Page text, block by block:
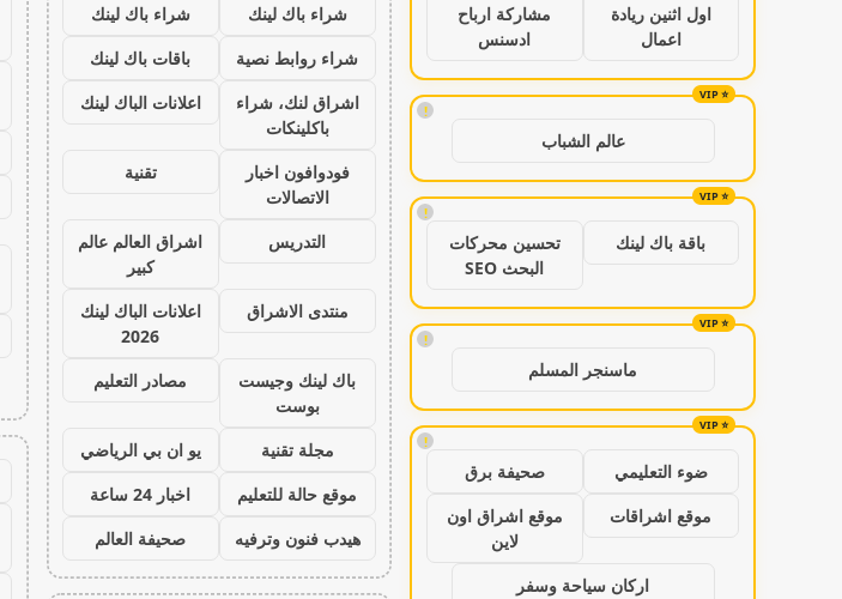
اول اثنين ريادة
اعمال
مشاركة ارباح
ادسنس
!
عالم الشباب
!
باقة باك لينك
تحسين محركات
البحث SEO
!
ماسنجر المسلم
!
ضوء التعليمي
صحيفة برق
موقع اشراقات
موقع اشراق اون
لاين
اركان سياحة وسفر
شراء باك لينك
شراء باك لينك
شراء روابط نصية
باقات باك لينك
اشراق لنك، شراء
باكلينكات
اعلانات الباك لينك
فودوافون اخبار
الاتصالات
تقنية
التدريس
اشراق العالم عالم
كبير
منتدى الاشراق
اعلانات الباك لينك
2026
باك لينك وجيست
بوست
مصادر التعليم
مجلة تقنية
يو ان بي الرياضي
موقع حالة للتعليم
اخبار 24 ساعة
هيدب فنون وترفيه
صحيفة العالم